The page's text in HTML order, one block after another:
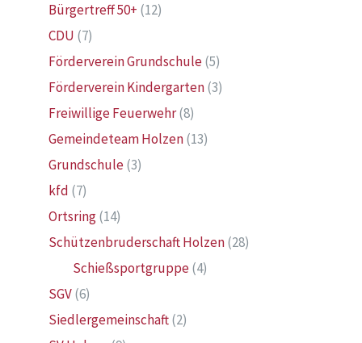
Bürgertreff 50+ (12)
CDU (7)
Förderverein Grundschule(5)
Förderverein Kindergarten(3)
Freiwillige Feuerwehr(8)
Gemeindeteam Holzen(13)
Grundschule(3)
kfd (7)
Ortsring(14)
Schützenbruderschaft Holzen(28)
Schießsportgruppe(4)
SGV(6)
Siedlergemeinschaft(2)